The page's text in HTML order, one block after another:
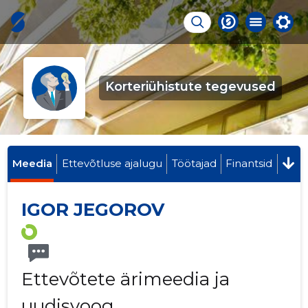
Korteriühistute tegevused
Meedia Ettevõtluse ajalugu Töötajad Finantsid
IGOR JEGOROV
Ettevõtete ärimeedia ja